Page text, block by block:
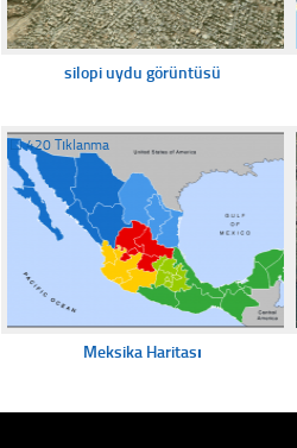
silopi uydu görüntüsü
☐420 Tıklanma
Meksika Haritası